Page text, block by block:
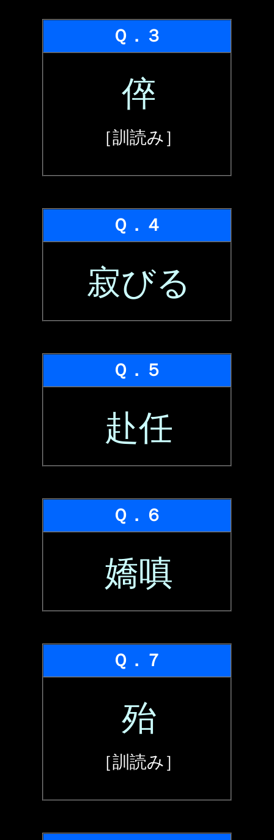
Ｑ．３
倅
［訓読み］
Ｑ．４
寂びる
Ｑ．５
赴任
Ｑ．６
嬌嗔
Ｑ．７
殆
［訓読み］